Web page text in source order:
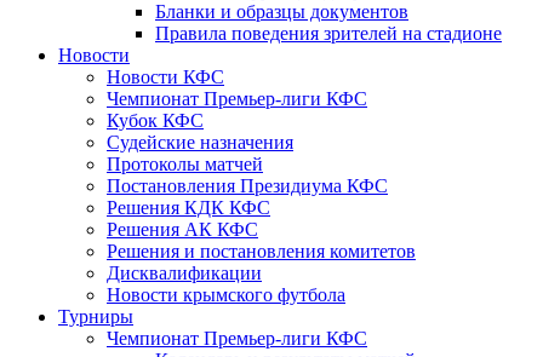
Бланки и образцы документов
Правила поведения зрителей на стадионе
Новости
Новости КФС
Чемпионат Премьер-лиги КФС
Кубок КФС
Судейские назначения
Протоколы матчей
Постановления Президиума КФС
Решения КДК КФС
Решения АК КФС
Решения и постановления комитетов
Дисквалификации
Новости крымского футбола
Турниры
Чемпионат Премьер-лиги КФС